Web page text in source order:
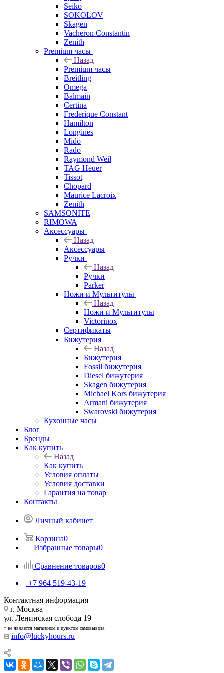
Seiko
SOKOLOV
Skagen
Vacheron Constantin
Zenith
Premium часы
Назад
Premium часы
Breitling
Omega
Balmain
Certina
Frederique Constant
Hamilton
Longines
Mido
Rado
Raymond Weil
TAG Heuer
Tissot
Chopard
Maurice Lacroix
Zenith
SAMSONITE
RIMOWA
Аксессуары
Назад
Аксессуары
Ручки
Назад
Ручки
Parker
Ножи и Мультитулы
Назад
Ножи и Мультитулы
Victorinox
Сертификаты
Бижутерия
Назад
Бижутерия
Fossil бижутерия
Diesel бижутерия
Skagen бижутерия
Michael Kors бижутерия
Armani бижутерия
Swarovski бижутерия
Кухонные часы
Блог
Бренды
Как купить
Назад
Как купить
Условия оплаты
Условия доставки
Гарантия на товар
Контакты
Личный кабинет
Корзина0
Избранные товары0
Сравнение товаров0
+7 964 519-43-19
Контактная информация
г. Москва
ул. Ленинская слобода 19
* не является магазином и пунктом самовывоза
info@luckyhours.ru